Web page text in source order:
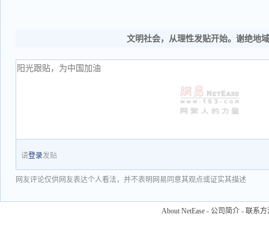
文明社会，从理性发贴开始。谢绝地
请登录发贴
网友评论仅供网友表达个人看法，并不表明网易同意其观点或证实其描述
About NetEase - 公司简介 - 联系方